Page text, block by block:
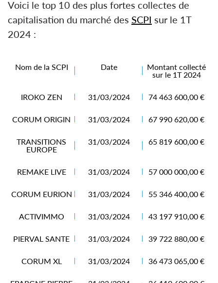
Voici le top 10 des plus fortes collectes de
capitalisation du marché des SCPI sur le 1T
2024 :
Nom de la SCPI Date
Montant collecté
sur le 1T 2024
IROKO ZEN 31/03/2024 74 463 600,00 €
CORUM ORIGIN 31/03/2024 67 990 620,00 €
TRANSITIONS
EUROPE
31/03/2024 65 819 600,00 €
REMAKE LIVE 31/03/2024 57 000 000,00 €
CORUM EURION 31/03/2024 55 346 400,00 €
ACTIVIMMO 31/03/2024 43 197 910,00 €
PIERVAL SANTE 31/03/2024 39 722 880,00 €
CORUM XL 31/03/2024 36 473 065,00 €